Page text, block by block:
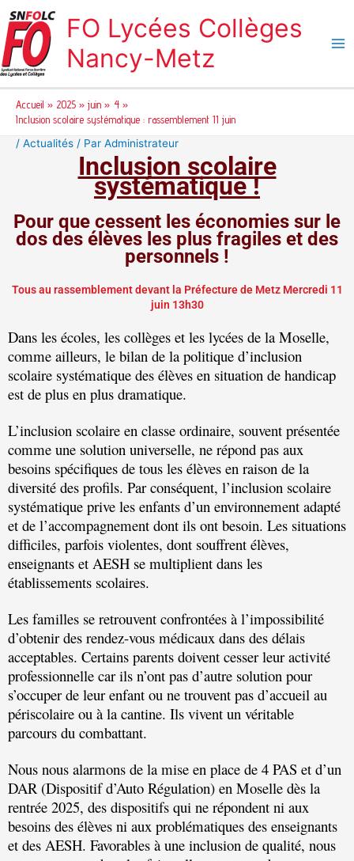
au
contenu
FO Lycées Collèges
Nancy-Metz
Accueil 2025 juin
4
Inclusion scolaire systématique : rassemblement 11 juin
/ Actualités / Par Administrateur
Inclusion scolaire
systématique !
Pour que cessent les économies sur le
dos des élèves les plus fragiles et des
personnels !
Tous au rassemblement devant la Préfecture de Metz Mercredi 11
juin 13h30
Dans les écoles, les collèges et les lycées de la Moselle,
comme ailleurs, le bilan de la politique d’inclusion
scolaire systématique des élèves en situation de handicap
est de plus en plus dramatique.
L’inclusion scolaire en classe ordinaire, souvent présentée
comme une solution universelle, ne répond pas aux
besoins spécifiques de tous les élèves en raison de la
diversité des profils. Par conséquent, l’inclusion scolaire
systématique prive les enfants d’un environnement adapté
et de l’accompagnement dont ils ont besoin. Les situations
difficiles, parfois violentes, dont souffrent élèves,
enseignants et AESH se multiplient dans les
établissements scolaires.
Les familles se retrouvent confrontées à l’impossibilité
d’obtenir des rendez-vous médicaux dans des délais
acceptables. Certains parents doivent cesser leur activité
professionnelle car ils n’ont pas d’autre solution pour
s’occuper de leur enfant ou ne trouvent pas d’accueil au
périscolaire ou à la cantine. Ils vivent un véritable
parcours du combattant.
Nous nous alarmons de la mise en place de 4 PAS et d’un
DAR (Dispositif d’Auto Régulation) en Moselle dès la
rentrée 2025, des dispositifs qui ne répondent ni aux
besoins des élèves ni aux problématiques des enseignants
et des AESH. Favorables à une inclusion de qualité, nous